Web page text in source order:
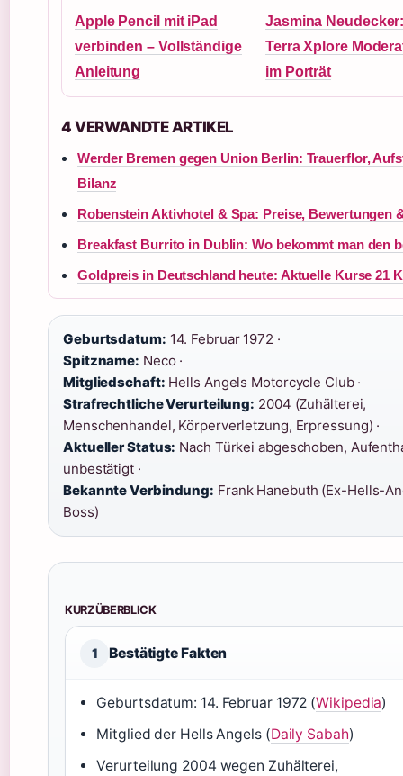
Apple Pencil mit iPad
verbinden – Vollständige
Anleitung
Jasmina
Terra Xplore
im Porträt
4 VERWANDTE ARTIKEL
Werder Bremen gegen Union Berlin: Trauerflor,
Bilanz
Robenstein Aktivhotel & Spa: Preise, Bewertungen
Breakfast Burrito in Dublin: Wo bekommt man den
Goldpreis in Deutschland heute: Aktuelle Kurse 21
Geburtsdatum: 14. Februar 1972 ·
Spitzname: Neco ·
Mitgliedschaft: Hells Angels Motorcycle Club ·
Strafrechtliche Verurteilung: 2004 (Zuhälterei,
Menschenhandel, Körperverletzung, Erpressung) ·
Aktueller Status: Nach Türkei abgeschoben,
unbestätigt ·
Bekannte Verbindung: Frank Hanebuth (Ex-Hells-
Boss)
KURZÜBERBLICK
1 Bestätigte Fakten
Geburtsdatum: 14. Februar 1972 (Wikipedia)
Mitglied der Hells Angels (Daily Sabah)
Verurteilung 2004 wegen Zuhälterei,